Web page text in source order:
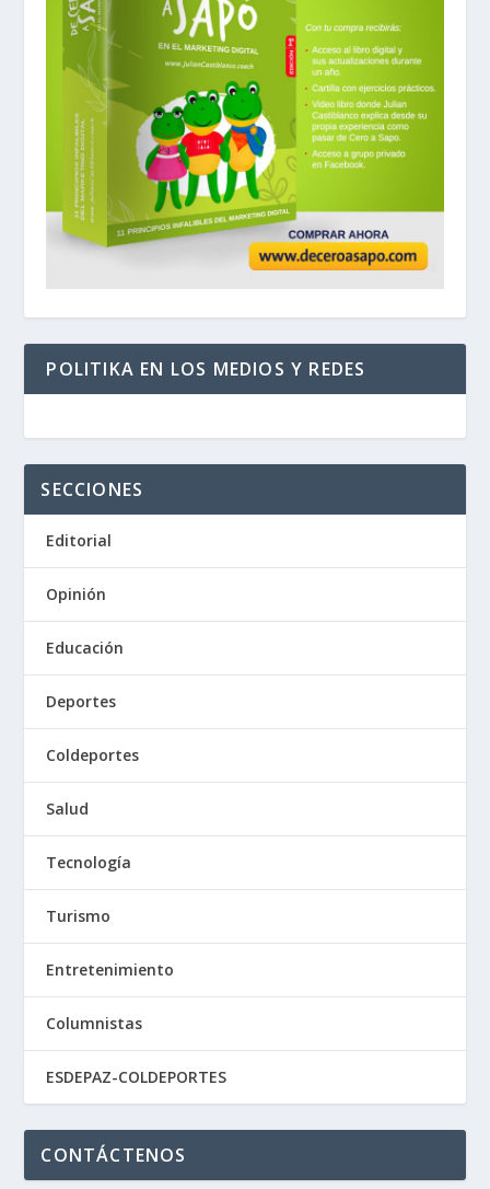
POLITIKA EN LOS MEDIOS Y REDES
SECCIONES
Editorial
Opinión
Educación
Deportes
Coldeportes
Salud
Tecnología
Turismo
Entretenimiento
Columnistas
ESDEPAZ-COLDEPORTES
CONTÁCTENOS